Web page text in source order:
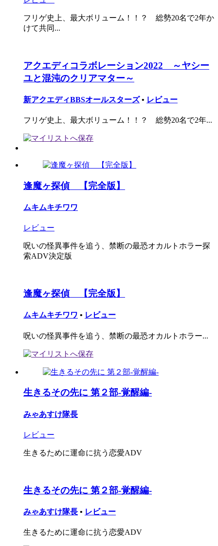
フリゲ史上、最大ボリューム！！？ 総勢20名で2年か
けて共同...
アクエディコラボレーション2022 ～ヤシー
ユと混沌のクリアマター～
新アクエディBBSオールスターズ • レビュー
フリゲ史上、最大ボリューム！！？ 総勢20名で2年...
逢魔ヶ探偵 【完全版】
ムキムキチワワ
レビュー
呪いの怪異事件を追う、禁断の最恐オカルトホラー探
索ADV決定版
逢魔ヶ探偵 【完全版】
ムキムキチワワ • レビュー
呪いの怪異事件を追う、禁断の最恐オカルトホラー...
生きるその先に 第２部-覚醒編-
みゃあすけ隊長
レビュー
生きるために運命に抗う恋愛ADV
生きるその先に 第２部-覚醒編-
みゃあすけ隊長 • レビュー
生きるために運命に抗う恋愛ADV